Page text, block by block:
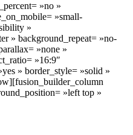
»no »
»small-
»
» background_repeat= »no-
»none »
»16:9″
» border_style= »solid »
»left top »